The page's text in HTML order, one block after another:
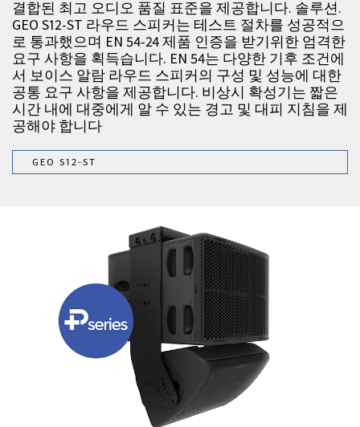
결합된 최고 오디오 품질 표준을 제공합니다. 솔루션.
GEO S12-ST 라우드 스피커는 테스트 절차를 성공적으
로 통과했으며 EN 54-24 제품 인증을 받기위한 엄격한
요구 사항을 획득습니다. EN 54는 다양한 기후 조건에
서 보이스 알람 라우드 스피커의 구성 및 성능에 대한
공통 요구 사항을 제공합니다. 비상시 확성기는 짧은
시간 내에 대중에게 알 수 있는 경고 및 대피 지침을 제
공해야 합니다
GEO S12-ST